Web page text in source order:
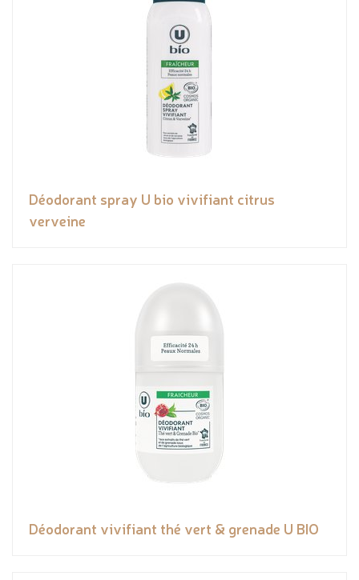
Déodorant spray U bio vivifiant citrus
verveine
Déodorant vivifiant thé vert & grenade U BIO